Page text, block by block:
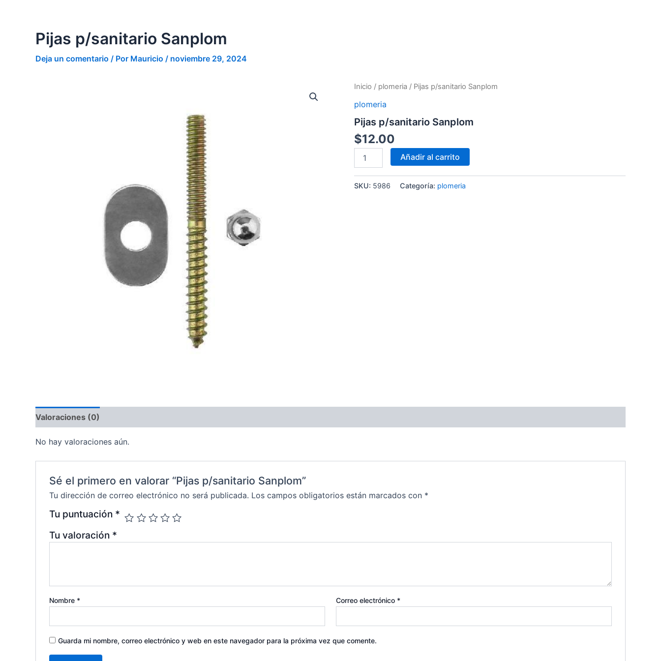
contenidoPijas p/sanitario Sanplom
Deja un comentario / Por Mauricio / noviembre 29, 2024
Inicio / plomeria / Pijas p/sanitario Sanplom
plomeria
Pijas p/sanitario Sanplom
$12.00
Pijas
Sanplom
Añadir al carrito
SKU: 5986 Categoría: plomeria
Valoraciones (0)
No hay valoraciones aún.
Sé el primero en valorar “Pijas p/sanitario Sanplom”
Tu dirección de correo electrónico no será publicada. Los campos obligatorios están marcados con *
Tu puntuación *
Tu valoración *
Nombre * Correo electrónico *
Guarda mi nombre, correo electrónico y web en este navegador para la próxima vez que comente.